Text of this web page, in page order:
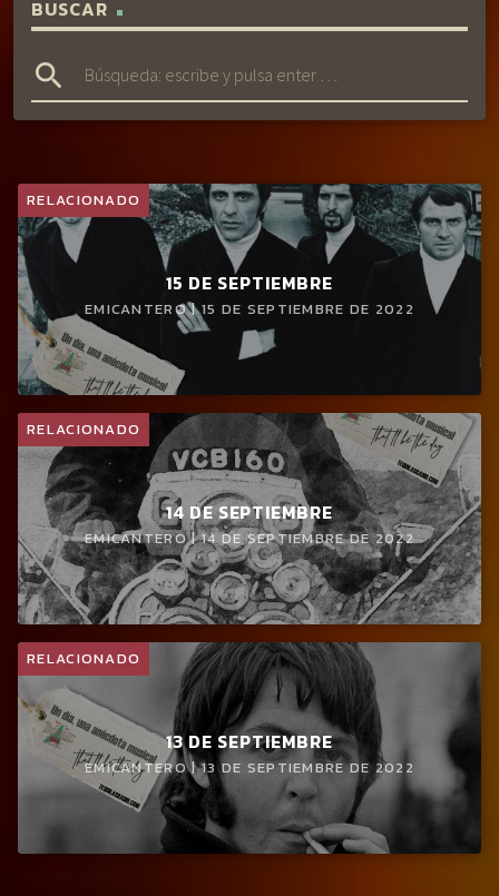
BUSCAR
search
RELACIONADO
15 DE SEPTIEMBRE
EMICANTERO | 15 DE SEPTIEMBRE DE 2022
RELACIONADO
14 DE SEPTIEMBRE
EMICANTERO | 14 DE SEPTIEMBRE DE 2022
RELACIONADO
13 DE SEPTIEMBRE
EMICANTERO | 13 DE SEPTIEMBRE DE 2022